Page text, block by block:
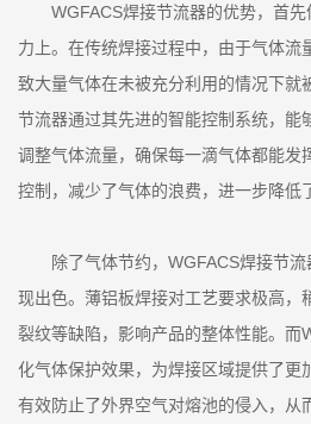
WGFACS焊接节流器的优势，首
力上。在传统焊接过程中，由于气体流
致大量气体在未被充分利用的情况下就
节流器通过其先进的智能控制系统，能
调整气体流量，确保每一滴气体都能发
控制，减少了气体的浪费，进一步降低
除了气体节约，WGFACS焊接节
现出色。薄铝板焊接对工艺要求极高，
裂纹等缺陷，影响产品的整体性能。而
化气体保护效果，为焊接区域提供了更
有效防止了外界空气对熔池的侵入，从